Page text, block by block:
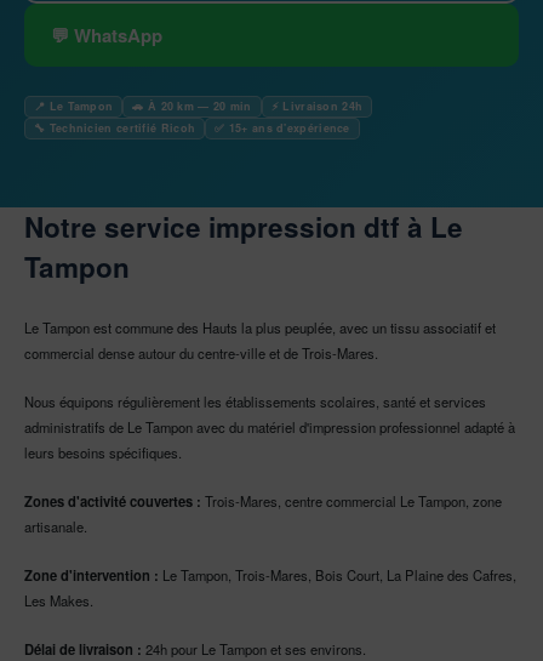
💬 WhatsApp
📍 Le Tampon 🚗 À 20 km — 20 min
⚡ Livraison 24h
🔧 Technicien certifié Ricoh
✅ 15+ ans d'expérience
Notre service impression dtf à Le
Tampon
Le Tampon est commune des Hauts la plus peuplée, avec un tissu associatif et
commercial dense autour du centre-ville et de Trois-Mares.
Nous équipons régulièrement les établissements scolaires, santé et services
administratifs de Le Tampon avec du matériel d'impression professionnel adapté à
leurs besoins spécifiques.
Zones d'activité couvertes : Trois-Mares, centre commercial Le Tampon, zone
artisanale.
Zone d'intervention : Le Tampon, Trois-Mares, Bois Court, La Plaine des Cafres,
Les Makes.
Délai de livraison : 24h pour Le Tampon et ses environs.